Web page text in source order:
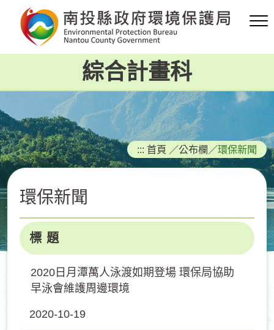
要
容
區
塊
綜合計畫科
::: 首頁 ／公布欄 ／環保新聞
環保新聞
標 題
2020日月潭萬人泳渡如期登場 環保局協助
早泳會維護周邊環境
2020-10-19